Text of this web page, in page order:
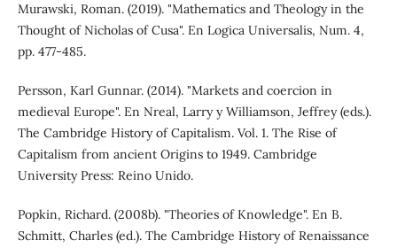
Murawski, Roman. (2019). "Mathematics and Theology in the
Thought of Nicholas of Cusa". En Logica Universalis, Num. 4,
pp. 477-485.
Persson, Karl Gunnar. (2014). "Markets and coercion in
medieval Europe". En Nreal, Larry y Williamson, Jeffrey (eds.).
The Cambridge History of Capitalism. Vol. 1. The Rise of
Capitalism from ancient Origins to 1949. Cambridge
University Press: Reino Unido.
Popkin, Richard. (2008b). "Theories of Knowledge". En B.
Schmitt, Charles (ed.). The Cambridge History of Renaissance